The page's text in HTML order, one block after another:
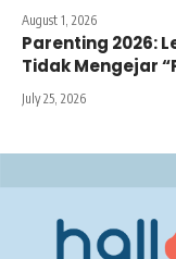
August 1, 2026
Parenting 2026:
Tidak Mengejar
July 25, 2026